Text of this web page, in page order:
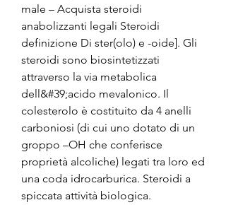
male – Acquista steroidi
anabolizzanti legali Steroidi
definizione Di ster(olo) e -oide]. Gli
steroidi sono biosintetizzati
attraverso la via metabolica
dell&#39;acido mevalonico. Il
colesterolo è costituito da 4 anelli
carboniosi (di cui uno dotato di un
groppo –OH che conferisce
proprietà alcoliche) legati tra loro ed
una coda idrocarburica. Steroidi a
spiccata attività biologica.